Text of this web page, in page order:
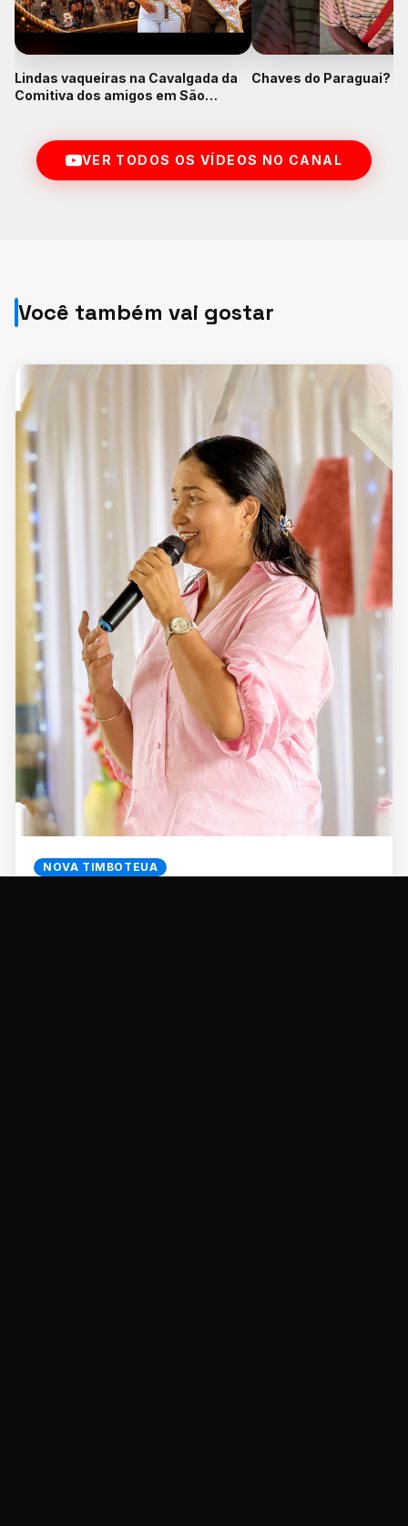
Lindas vaqueiras na Cavalgada da
Comitiva dos amigos em São
Chaves do Paraguai?
VER TODOS OS VÍDEOS NO CANAL
Você também vai gostar
NOVA TIMBOTEUA